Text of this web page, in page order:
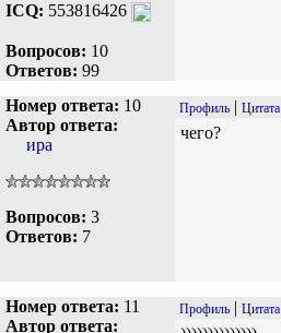
ICQ: 553816426
Вопросов: 10
Ответов: 99
Номер ответа: 10
Автор ответа:
ира
Вопросов: 3
Ответов: 7
Профиль | Цитата
чего?
Номер ответа: 11
Автор ответа:
Профиль | Цитата